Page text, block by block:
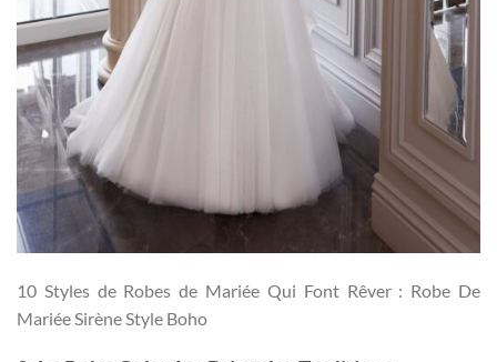
10 Styles de Robes de Mariée Qui Font Rêver : Robe De
Mariée Sirène Style Boho